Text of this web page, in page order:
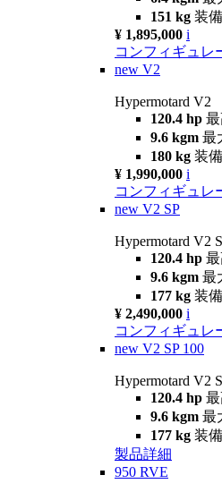
151 kg 装
¥ 1,895,000 i
コンフィギュレ
new V2
Hypermotard V2
120.4 hp
9.6 kgm 最
180 kg 装
¥ 1,990,000 i
コンフィギュレ
new V2 SP
Hypermotard V2
120.4 hp
9.6 kgm 最
177 kg 装
¥ 2,490,000 i
コンフィギュレ
new V2 SP 100
Hypermotard V2
120.4 hp
9.6 kgm 最
177 kg 装
製品詳細
950 RVE